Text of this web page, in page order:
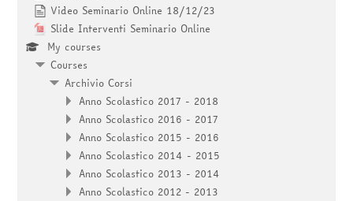
Video Seminario Online 18/12/23
Slide Interventi Seminario Online
My courses
Courses
Archivio Corsi
Anno Scolastico 2017 - 2018
Anno Scolastico 2016 - 2017
Anno Scolastico 2015 - 2016
Anno Scolastico 2014 - 2015
Anno Scolastico 2013 - 2014
Anno Scolastico 2012 - 2013